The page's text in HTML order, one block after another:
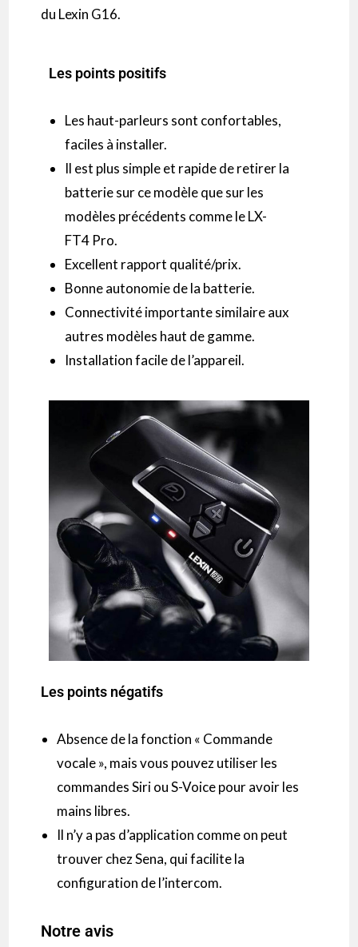
du Lexin G16.
Les points positifs
Les haut-parleurs sont confortables,
faciles à installer.
Il est plus simple et rapide de retirer la
batterie sur ce modèle que sur les
modèles précédents comme leLX-
FT4 Pro.
Excellent rapport qualité/prix.
Bonne autonomie de la batterie.
Connectivité importante similaireaux
autres modèles haut de gamme.
Installation facile de l’appareil.
Les points négatifs
Absence de la fonction « Commande
vocale », mais vous pouvez utiliser les
commandesSiriou S-Voice pour avoir les
mains libres.
Il n’y a pas d’application comme on peut
trouver chez Sena, qui facilite la
configuration de l’intercom.
Notre avis